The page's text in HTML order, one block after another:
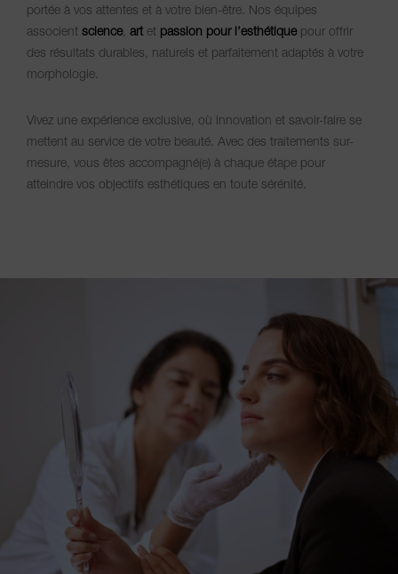
portée à vos attentes et à votre bien-être. Nos équipes
associent science, art et passion pour l’esthétiquepour offrir
des résultats durables, naturels et parfaitement adaptés à votre
morphologie.
Vivez une expérience exclusive, où innovation et savoir-faire se
mettent au service de votre beauté. Avec des traitements sur-
mesure, vous êtes accompagné(e) à chaque étape pour
atteindre vos objectifs esthétiques en toute sérénité.